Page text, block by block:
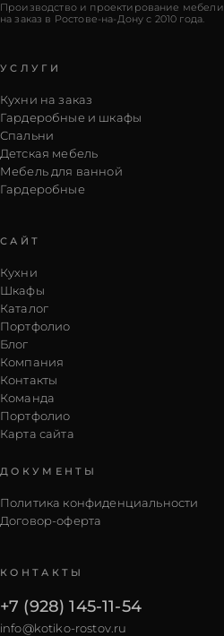
Производство и проектирование мебели
на заказ в Ростове-на-Дону с 2010 года.
УСЛУГИ
Кухни на заказ
Гардеробные и шкафы
Спальни
Детская мебель
Мебель для ванной
Гардеробные
САЙТ
Кухни
Шкафы
Каталог
Портфолио
Блог
Компания
Контакты
Команда
Портфолио
Карта сайта
ДОКУМЕНТЫ
Политика конфиденциальности
Договор-оферта
КОНТАКТЫ
+7 (928) 145-11-54
info@kotiko-rostov.ru